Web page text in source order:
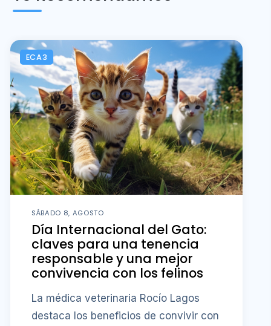
ECA3
SÁBADO 8, AGOSTO
Día Internacional del Gato:
claves para una tenencia
responsable y una mejor
convivencia con los felinos
La médica veterinaria Rocío Lagos
destaca los beneficios de convivir con